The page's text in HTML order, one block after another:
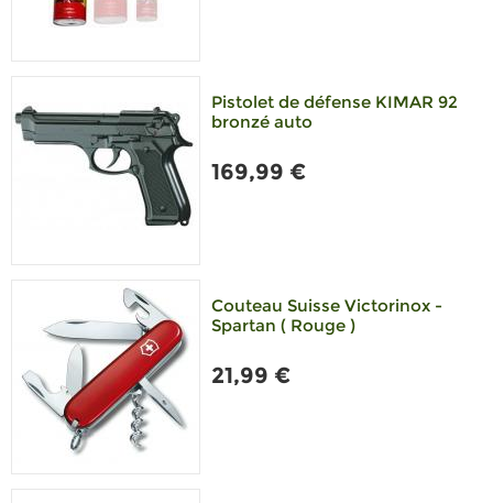
Pistolet de défense KIMAR 92
bronzé auto
169,99 €
Couteau Suisse Victorinox -
Spartan ( Rouge )
21,99 €